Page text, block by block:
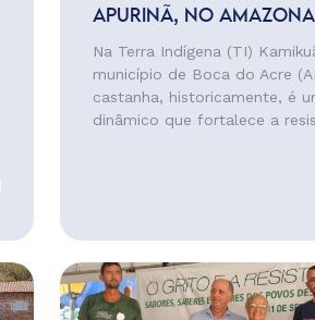
APURINÃ, NO
Na Terra Indígena (TI)
município de Boca do Acre
castanha, historicamente, é
dinâmico que fortalece a